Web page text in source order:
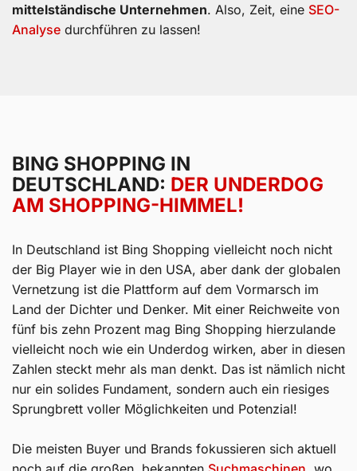
mittelständische Unternehmen. Also, Zeit, eine SEO-
Analyse durchführen zu lassen!
BING SHOPPING IN
DEUTSCHLAND: DER UNDERDOG
AM SHOPPING-HIMMEL!
In Deutschland ist Bing Shopping vielleicht noch nicht
der Big Player wie in den USA, aber dank der globalen
Vernetzung ist die Plattform auf dem Vormarsch im
Land der Dichter und Denker. Mit einer Reichweite von
fünf bis zehn Prozent mag Bing Shopping hierzulande
vielleicht noch wie ein Underdog wirken, aber in diesen
Zahlen steckt mehr als man denkt. Das ist nämlich nicht
nur ein solides Fundament, sondern auch ein riesiges
Sprungbrett voller Möglichkeiten und Potenzial!
Die meisten Buyer und Brands fokussieren sich aktuell